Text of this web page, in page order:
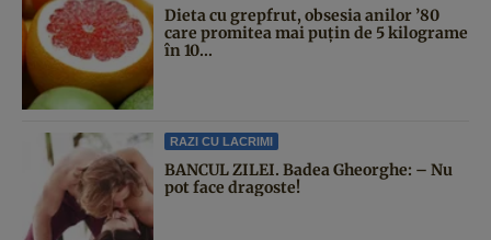
Dieta cu grepfrut, obsesia anilor ’80
care promitea mai puțin de 5 kilograme
în 10...
RAZI CU LACRIMI
BANCUL ZILEI. Badea Gheorghe: – Nu
pot face dragoste!